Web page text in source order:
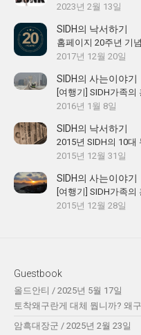
2023년 2월 13일
SIDH의 낙서하기
홈페이지 20주년 기념
2017년 12월 20일
SIDH의 사는이야기
[여행기] SIDH가족
2016년 1월 8일
SIDH의 낙서하기
2015년 SIDH의 10대
2015년 12월 31일
SIDH의 사는이야기
[여행기] SIDH가족
2015년 12월 28일
Guestbook
올드안티 / 2025년 5월 17일
토착왜구란게 대체 뭡니까? 왜
암흑대장군 / 2025년 2월 23일